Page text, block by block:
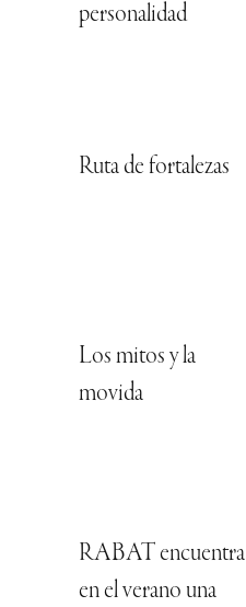
personalidad
Ruta de fortalezas
Los mitos y la
movida
RABAT encuentra
en el verano una